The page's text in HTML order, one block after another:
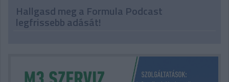
Hallgasd meg a Formula Podcast
legfrissebb adását!